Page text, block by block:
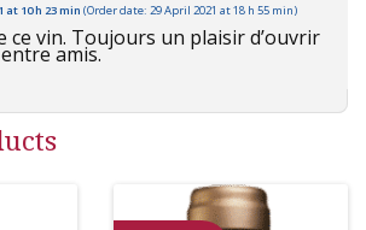
at 10 h 23 min (Order date: 29 April 2021 at 18 h 55 min)
ce vin. Toujours un plaisir d’ouvrir
amis.